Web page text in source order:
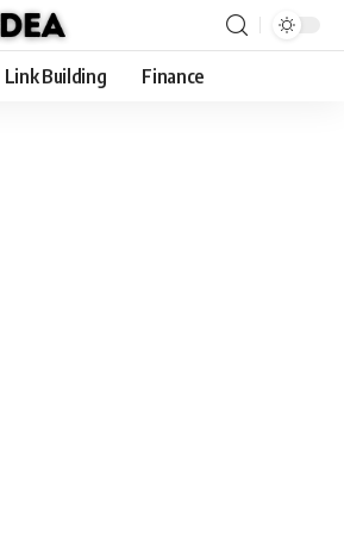
Link Building Finance